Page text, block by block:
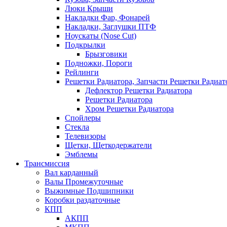
Люки Крыши
Накладки Фар, Фонарей
Накладки, Заглушки ПТФ
Ноускаты (Nose Cut)
Подкрылки
Брызговики
Подножки, Пороги
Рейлинги
Решетки Радиатора, Запчасти Решетки
Дефлектор Решетки Радиатора
Решетки Радиатора
Хром Решетки Радиатора
Спойлеры
Стекла
Телевизоры
Щетки, Щеткодержатели
Эмблемы
Трансмиссия
Вал карданный
Валы Промежуточные
Выжимные Подшипники
Коробки раздаточные
КПП
АКПП